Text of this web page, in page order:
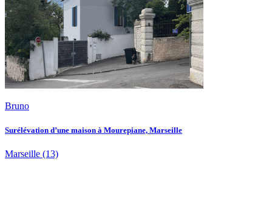
Bruno
Surélévation d’une maison à Mourepiane, Marseille
Marseille (13)